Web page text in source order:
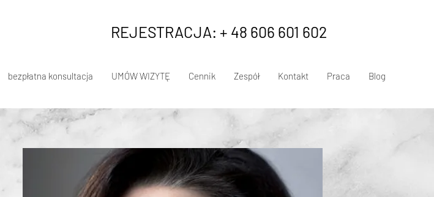
REJESTRACJA: + 48 606 601 602
bezpłatna konsultacja UMÓW WIZYTĘ Cennik Zespół Kontakt Praca Blog